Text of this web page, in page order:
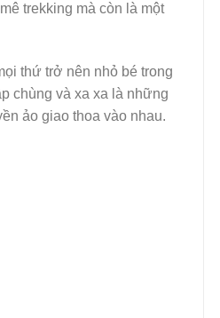
trekking mà còn là một
thứ trở nên nhỏ bé trong
chùng và xa xa là những
ảo giao thoa vào nhau.